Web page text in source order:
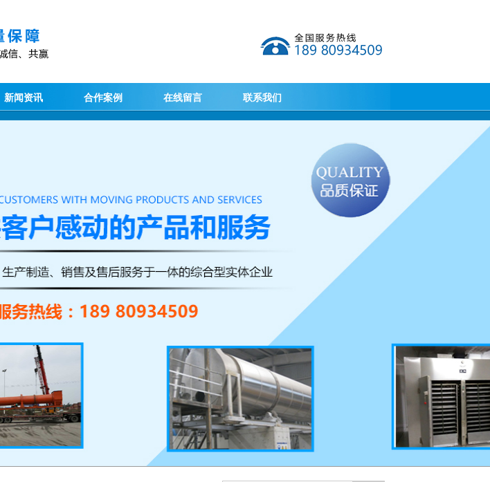
新闻资讯 合作案例 在线留言 联系我们